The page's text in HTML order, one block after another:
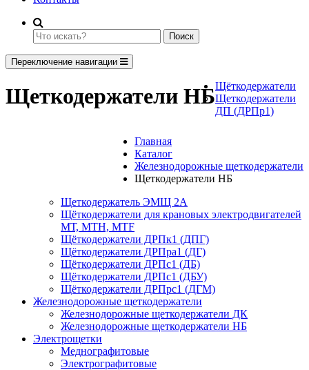
Поиск
Переключение навигации
Щеткодержатели НБ
Главная
Каталог
Железнодорожные щеткодержатели
Щеткодержатели НБ
Щёткодержатели
Щеткодержатели
ДП (ДРПр1)
Щеткодержатель ЭМЩ 2А
Щёткодержатели для крановых электродвигателей
МТ, МТН, МТF
Щёткодержатели ДРПк1 (ДПГ)
Щёткодержатели ДРПра1 (ДГ)
Щёткодержатели ДРПс1 (ДБ)
Щёткодержатели ДРПс1 (ДБУ)
Щёткодержатели ДРПрс1 (ДГМ)
Железнодорожные щеткодержатели
Железнодорожные щеткодержатели ДК
Железнодорожные щеткодержатели НБ
Электрощетки
Меднографитовые
Электрографитовые